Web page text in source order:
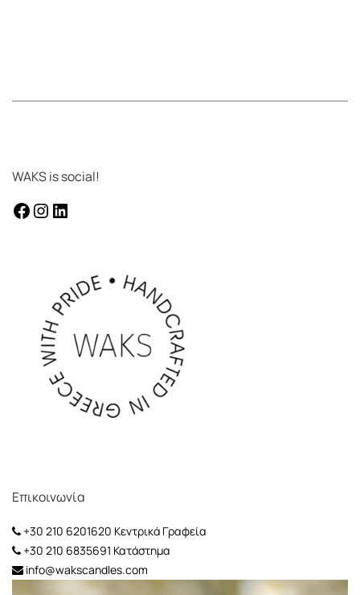
WAKS is social!
facebook
instagram
Linkedin
Επικοινωνία
+30 210 6201620 Κεντρικά Γραφεία
+30 210 6835691 Κατάστημα
info@wakscandles.com